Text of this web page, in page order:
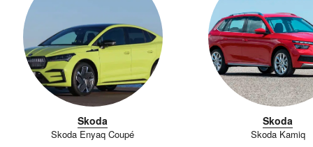
Skoda
Skoda Enyaq Coupé
Skoda
Skoda Kamiq